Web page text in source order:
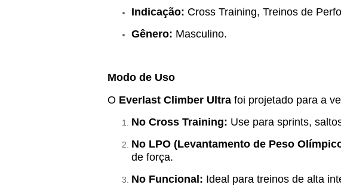
Indicação: Cross Training, Treinos de
Gênero: Masculino.
Modo de Uso
O Everlast Climber Ultra foi projetado para a
No Cross Training: Use para sprints,
No LPO (Levantamento de Peso
de força.
No Funcional: Ideal para treinos de alta